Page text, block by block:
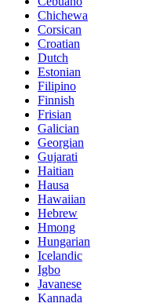
Chichewa
Corsican
Croatian
Dutch
Estonian
Filipino
Finnish
Frisian
Galician
Georgian
Gujarati
Haitian
Hausa
Hawaiian
Hebrew
Hmong
Hungarian
Icelandic
Igbo
Javanese
Kannada